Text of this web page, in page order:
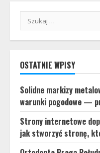
Szukaj:
OSTATNIE WPISY
Solidne markizy
warunki pogodowe —
Strony internetowe
jak stworzyć stronę,